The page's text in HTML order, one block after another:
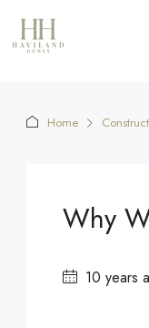
Home
Why
10 years